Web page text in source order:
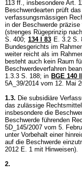
113 ff., insbesondere Art.
Beschwerdearten prüft
verfassungsmässigen
in der Beschwerde
(strenges Rügeprinzip nach
S. 400; 134 I 83 E. 3.2 S.
Bundesgerichts im
weiter reicht als im
besteht auch kein Raum
Beschwerdeverfahren
1.3.3 S. 188; in BGE 140
5A_39/2014 vom 12. Mai
1.3. Die subsidiäre
das zulässige
insbesondere die
Beschwerde führenden
5D_145/2007 vom 5.
unter Vorbehalt einer
auf die Beschwerde
2012 E. 1 mit Hinweisen).
2.